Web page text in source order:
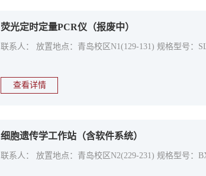
荧光定时定量PCR仪（报废中）
联系人： 放置地点：青岛校区N1(129-131) 规格型号：
查看详情
细胞遗传学工作站（含软件系统）
联系人： 放置地点：青岛校区N2(229-231) 规格型号：